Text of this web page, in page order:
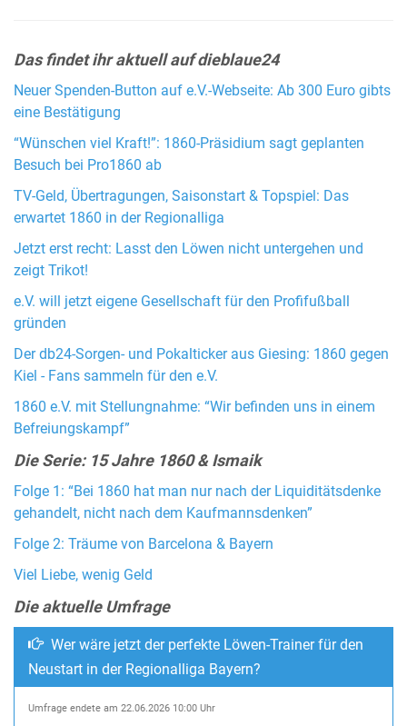
Das findet ihr aktuell auf dieblaue24
Neuer Spenden-Button auf e.V.-Webseite: Ab 300 Euro gibts
eine Bestätigung
“Wünschen viel Kraft!”: 1860-Präsidium sagt geplanten
Besuch bei Pro1860 ab
TV-Geld, Übertragungen, Saisonstart & Topspiel: Das
erwartet 1860 in der Regionalliga
Jetzt erst recht: Lasst den Löwen nicht untergehen und
zeigt Trikot!
e.V. will jetzt eigene Gesellschaft für den Profifußball
gründen
Der db24-Sorgen- und Pokalticker aus Giesing: 1860 gegen
Kiel - Fans sammeln für den e.V.
1860 e.V. mit Stellungnahme: “Wir befinden uns in einem
Befreiungskampf”
Die Serie: 15 Jahre 1860 & Ismaik
Folge 1: “Bei 1860 hat man nur nach der Liquiditätsdenke
gehandelt, nicht nach dem Kaufmannsdenken”
Folge 2: Träume von Barcelona & Bayern
Viel Liebe, wenig Geld
Die aktuelle Umfrage
Wer wäre jetzt der perfekte Löwen-Trainer für den
Neustart in der Regionalliga Bayern?
Umfrage endete am 22.06.2026 10:00 Uhr